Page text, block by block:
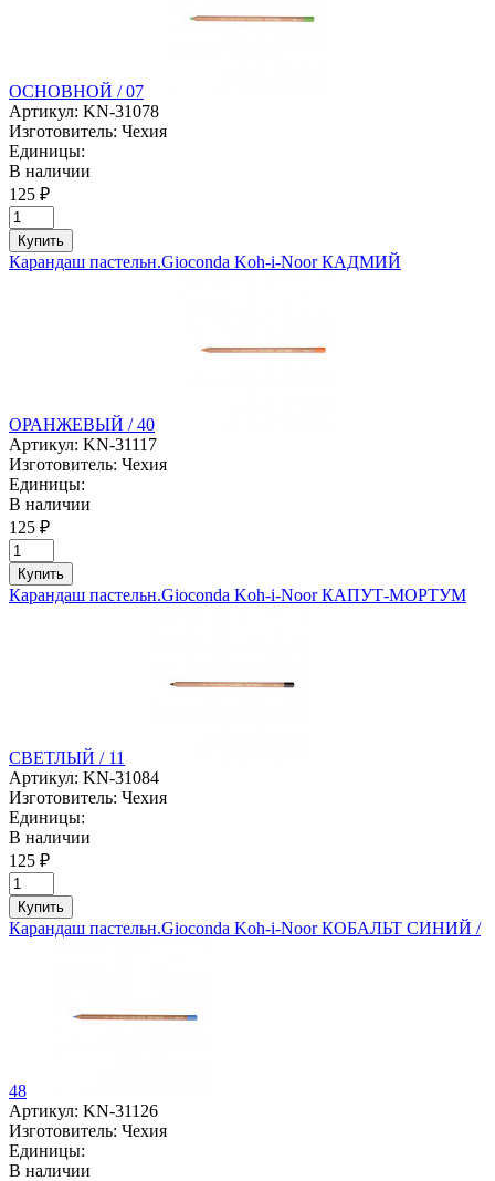
ОСНОВНОЙ / 07
Артикул: KN-31078
Изготовитель: Чехия
Единицы:
В наличии
125 ₽
Купить
Карандаш пастельн.Gioconda Koh-i-Noor КАДМИЙ
ОРАНЖЕВЫЙ / 40
Артикул: KN-31117
Изготовитель: Чехия
Единицы:
В наличии
125 ₽
Купить
Карандаш пастельн.Gioconda Koh-i-Noor КАПУТ-МОРТУМ
СВЕТЛЫЙ / 11
Артикул: KN-31084
Изготовитель: Чехия
Единицы:
В наличии
125 ₽
Купить
Карандаш пастельн.Gioconda Koh-i-Noor КОБАЛЬТ СИНИЙ /
48
Артикул: KN-31126
Изготовитель: Чехия
Единицы:
В наличии